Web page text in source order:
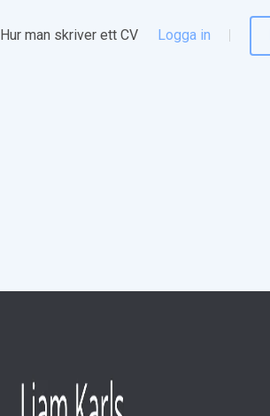
Hur man skriver ett CV Logga in